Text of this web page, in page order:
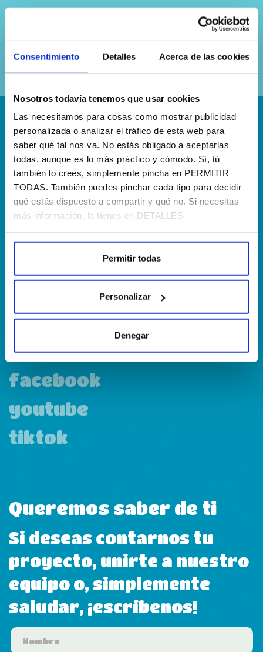
Consentimiento Detalles Acerca de las cookies
Nosotros todavía tenemos que usar cookies
Las necesitamos para cosas como mostrar publicidad
personalizada o analizar el tráfico de esta web para
saber qué tal nos va. No estás obligado a aceptarlas
todas, aunque es lo más práctico y cómodo. Sí, tú
también lo crees, simplemente pincha en PERMITIR
TODAS. También puedes pinchar cada tipo para decidir
qué estás dispuesto a compartir y qué no. Si necesitas
más información, la tienes en DETALLES.
Permitir todas
Personalizar
Denegar
política de
privacidad
¡Escríbenos!
hola@agenciapisto.com
¿Hablamos?!
(+34) 910 40 46 33
¿Dónde estamos?
linkedin
instagram
facebook
youtube
tiktok
Queremos saber de ti
Si deseas contarnos tu
proyecto, unirte a nuestro
equipo o, simplemente
saludar, ¡escríbenos!